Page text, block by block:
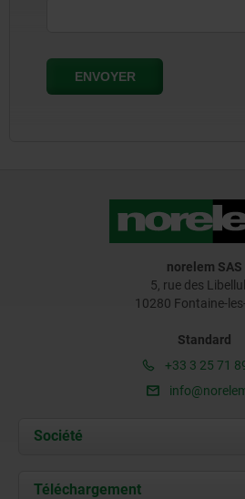
norelem SAS
5, rue des
10280 Fontaine-
Standard
+33 3 25 71
Société
À propos de nous
Téléchargement